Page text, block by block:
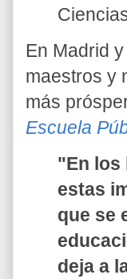
En Madrid
maestros y
más
Escuela
"En los
estas
que se
deja a